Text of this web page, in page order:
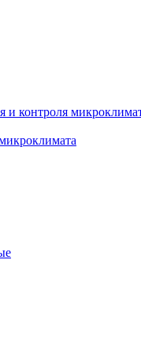
и контроля